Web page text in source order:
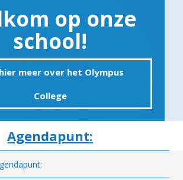
op onze
school!
meer over het Olympus
College
Agendapunt: